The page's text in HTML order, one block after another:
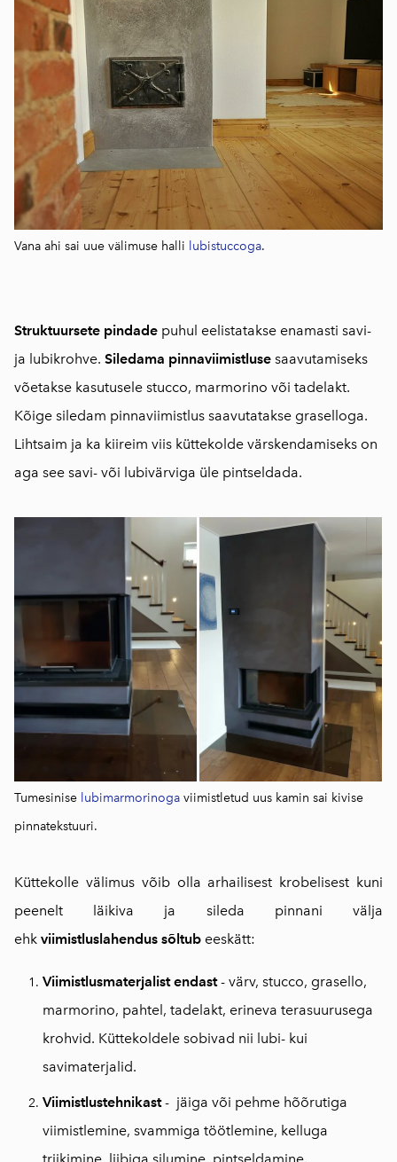
Vana ahi sai uue välimuse halli lubistuccoga.
Struktuursete pindade puhul eelistatakse enamasti savi-
ja lubikrohve. Siledama pinnaviimistluse saavutamiseks
võetakse kasutusele stucco, marmorino või tadelakt.
Kõige siledam pinnaviimistlus saavutatakse graselloga.
Lihtsaim ja ka kiireim viis küttekolde värskendamiseks on
aga see savi- või lubivärviga üle pintseldada.
Tumesinise lubimarmorinoga viimistletud uus kamin sai kivise
pinnatekstuuri.
Küttekolle välimus võib olla arhailisest krobelisest kuni
peenelt läikiva ja sileda pinnani välja
ehk viimistluslahendus sõltub eeskätt:
Viimistlusmaterjalist endast - värv, stucco, grasello,
marmorino, pahtel, tadelakt, erineva terasuurusega
krohvid. Küttekoldele sobivad nii lubi- kui
savimaterjalid.
Viimistlustehnikast- jäiga või pehme hõõrutiga
viimistlemine, svammiga töötlemine, kelluga
triikimine, liibiga silumine, pintseldamine.